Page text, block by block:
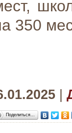
350
Поделиться…